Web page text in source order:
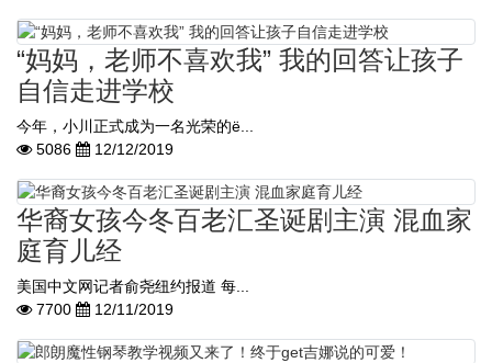
“妈妈，老师不喜欢我” 我的回答让孩子
自信走进学校
今年，小川正式成为一名光荣的ë...
5086
12/12/2019
华裔女孩今冬百老汇圣诞剧主演 混血家
庭育儿经
美国中文网记者俞尧纽约报道 每...
7700
12/11/2019